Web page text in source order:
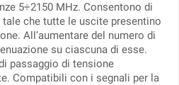
5÷2150 MHz. Consentono di
che tutte le uscite presentino
All’aumentare del numero di
su ciascuna di esse.
passaggio di tensione
Compatibili con i segnali per la